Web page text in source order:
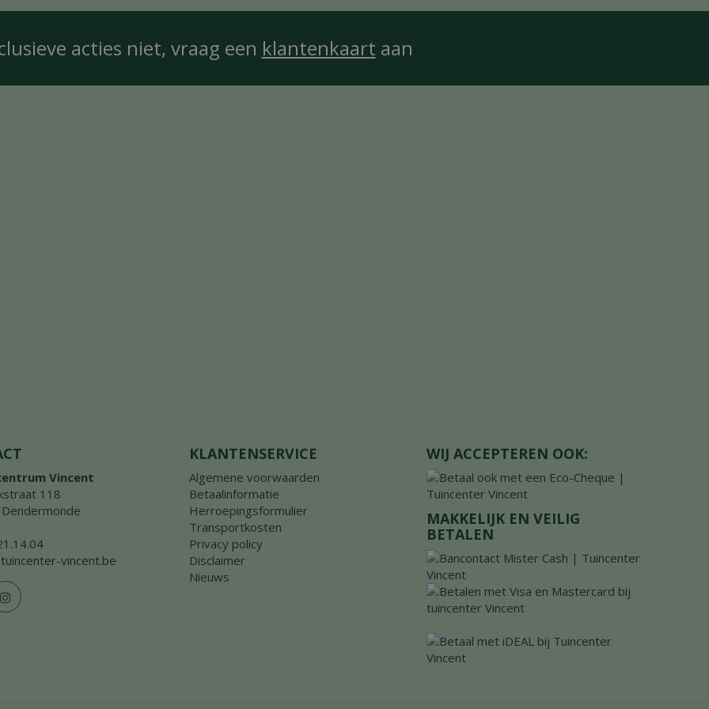
acties niet, vraag een klantenkaart aan
Vincent
118
vincent.be
KLANTENSERVICE
Algemene voorwaarden
Betaalinformatie
Herroepingsformulier
Transportkosten
Privacy policy
Disclaimer
Nieuws
WIJ ACCEPTEREN OOK:
MAKKELIJK EN VEILIG
BETALEN